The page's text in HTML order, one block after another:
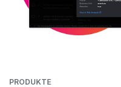
PRODUKTE